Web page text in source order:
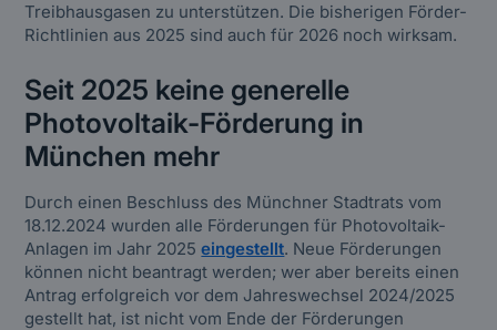
Treibhausgasen zu unterstützen. Die bisherigen Förder-
Richtlinien aus 2025 sind auch für 2026 noch wirksam.
Seit 2025 keine generelle
Photovoltaik-Förderung in
München mehr
Durch einen Beschluss des Münchner Stadtrats vom
18.12.2024 wurden alle Förderungen für Photovoltaik-
Anlagen im Jahr 2025eingestellt. Neue Förderungen
können nicht beantragt werden; wer aber bereits einen
Antrag erfolgreich vor dem Jahreswechsel 2024/2025
gestellt hat, ist nicht vom Ende der Förderungen